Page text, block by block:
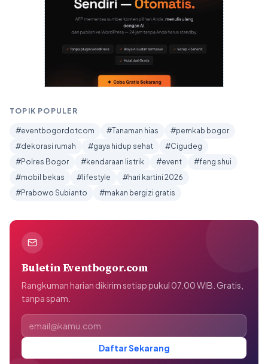
TOPIK POPULER
#eventbogordotcom #Tanaman hias
#pemkab bogor
#dekorasi rumah
#gaya hidup sehat
#Cigudeg
#Polres Bogor
#kendaraan listrik #event
#feng shui
#mobil bekas
#lifestyle
#hari kartini 2026
#Prabowo Subianto
#makan bergizi gratis
Buletin Eventbogor.com
Rangkuman harian dikirim setiap pukul 07.00 WIB. Gratis,
tanpa spam.
Alamat email
Daftar Sekarang